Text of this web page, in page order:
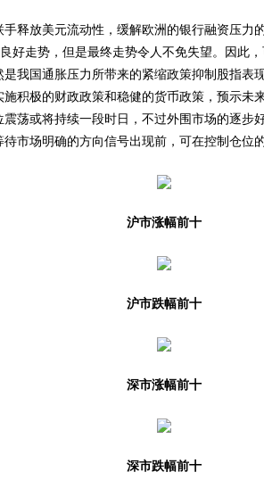
放美元流动性，缓解欧洲的银行融资压力的
好走势，但是最终走势令人不免失望。因此
我国通胀压力所带来的紧缩政策抑制股指表
积极的财政政策和稳健的货币政策，预示未
荡或将持续一段时日，不过外围市场的逐步
市场明确的方向信号出现前，可在控制仓位
沪市涨幅前十
沪市跌幅前十
深市涨幅前十
深市跌幅前十